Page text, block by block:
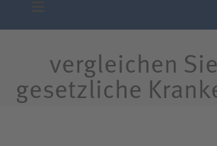
vergleichen
gesetzliche